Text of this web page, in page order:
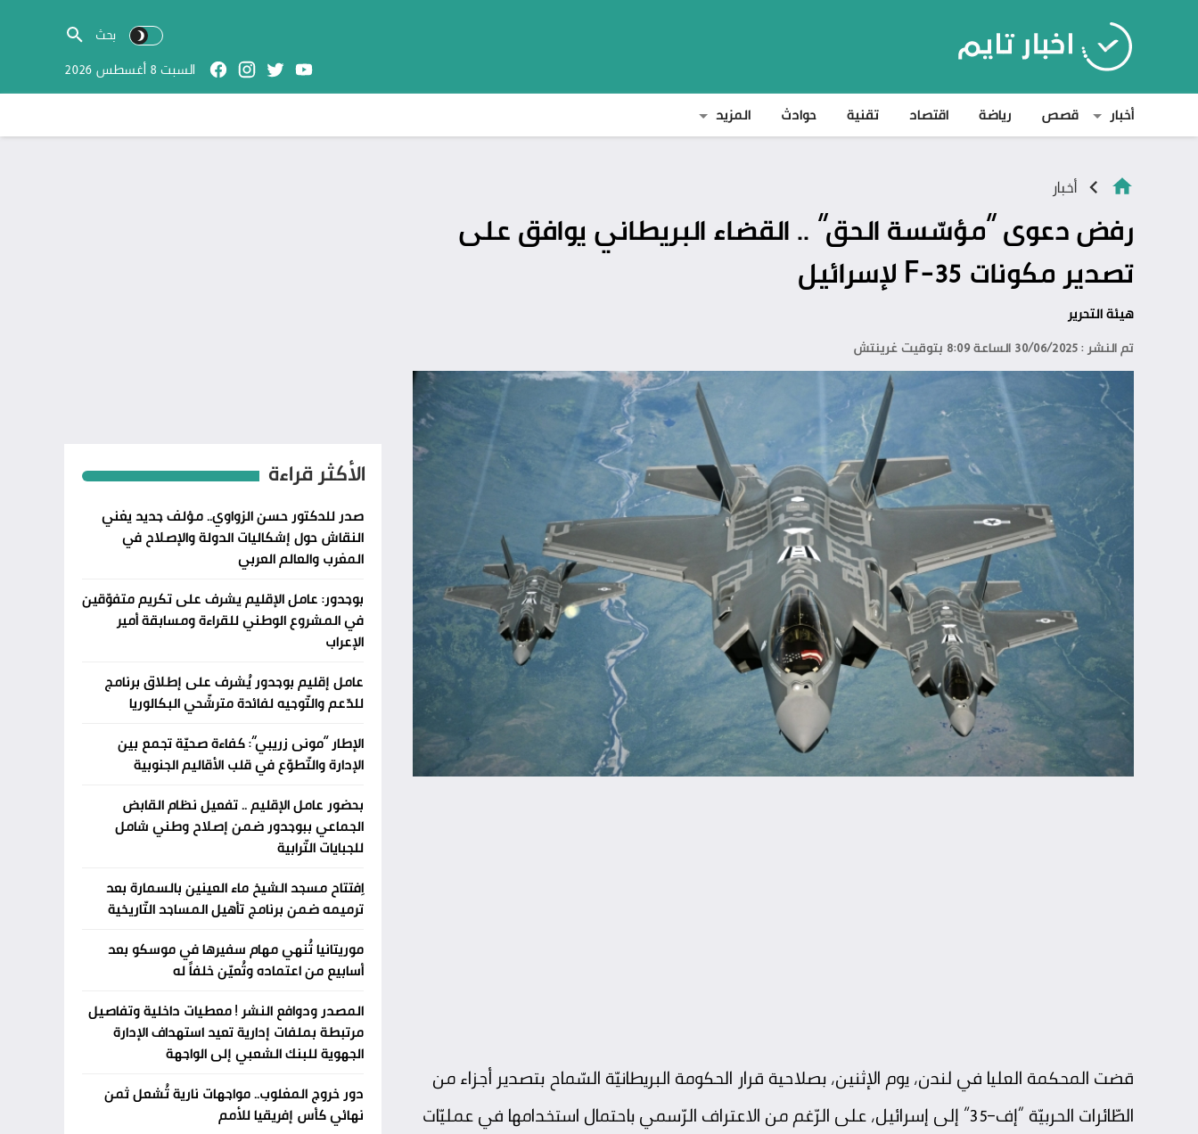
السبت 8 أغسطس 2026
أخبار
قصص رياضة اقتصاد تقنية حوادث المزيد
أخبار
رفض دعوى “مؤسّسة الحق” .. القضاء البريطاني يوافق على
تصدير مكونات F-35 لإسرائيل
هيئة التحرير
تم النشر : 30/06/2025 الساعة 8:09 بتوقيت غرينتش
قضت المحكمة العليا في لندن، يوم الإثنين، بصلاحية قرار الحكومة البريطانيّة السّماح بتصدير أجزاء من
الطّائرات الحربيّة “إف-35” إلى
إسرائيل، على الرّغم من الاعتراف الرّسمي باحتمال استخدامها في عمليّات
الأكثر قراءة
صدر للدكتور حسن الزواوي.. مؤلف جديد يغني
النقاش حول إشكاليات الدولة والإصلاح في
المغرب والعالم العربي
بوجدور: عامل الإقليم يشرف على تكريم متفوّقين
في المشروع الوطني للقراءة ومسابقة أمير
الإعراب
عامل إقليم بوجدور يُشرف على إطلاق برنامج
للدّعم والتّوجيه لفائدة مترشّحي البكالوريا
الإطار “مونى زريبي”: كفاءة صحيّة تجمع بين
الإدارة والتّطوّع في قلب الأقاليم الجنوبية
بحضور عامل الإقليم .. تفعيل نظام القابض
الجماعي ببوجدور ضمن إصلاح وطني شامل
للجبايات التّرابية
اِفتتاح مسجد الشيخ ماء العينين بالسمارة بعد
ترميمه ضمن برنامج تأهيل المساجد التّاريخية
موريتانيا تُنهي مهام سفيرها في موسكو بعد
أسابيع من اعتماده وتُعيّن خلفاً له
المصدر ودوافع النشر ! معطيات داخلية وتفاصيل
مرتبطة بملفات إدارية تعيد استهداف الإدارة
الجهوية للبنك الشعبي إلى الواجهة
دور خروج المغلوب.. مواجهات نارية تُشعل ثمن
نهائي كأس إفريقيا للأمم